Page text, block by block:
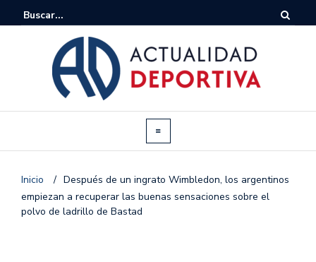
Inicio / Después de un ingrato Wimbledon, los argentinos
empiezan a recuperar las buenas sensaciones sobre el
polvo de ladrillo de Bastad